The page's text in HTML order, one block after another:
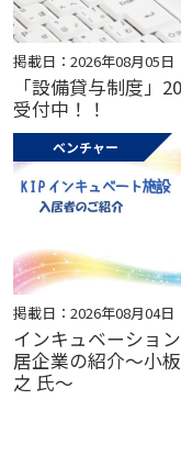
掲載日：2026年08月05日
「設備貸与制度」
受付中！！
ベンチャー
掲載日：2026年08月04日
インキュベーショ
居企業の紹介～小
之 氏～